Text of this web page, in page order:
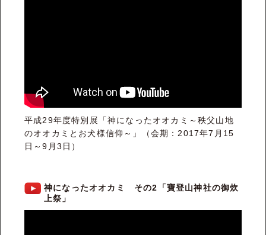
平成29年度特別展「神になったオオカミ～秩父山地
のオオカミとお犬様信仰～」（会期：2017年7月15
日～9月3日）
神になったオオカミ その2「寶登山神社の御炊
上祭」